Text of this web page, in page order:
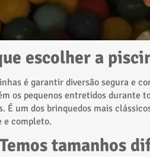
escolher a
é garantir diversão segura e
os pequenos entretidos durante
É um dos brinquedos mais
e completo.
Temos tamanhos